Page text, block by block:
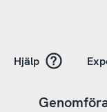
Hjälp